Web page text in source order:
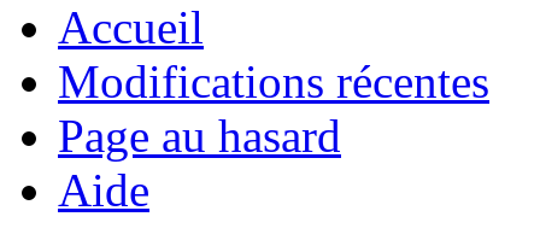
Accueil
Modifications récentes
Page au hasard
Aide